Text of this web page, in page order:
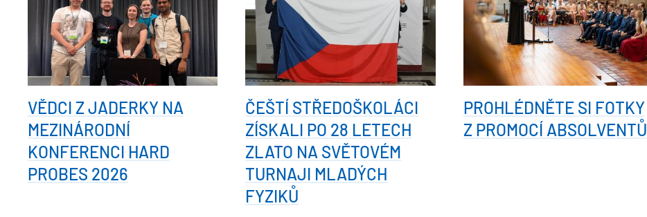
VĚDCI Z JADERKY NA
MEZINÁRODNÍ
KONFERENCI HARD
PROBES 2026
ČEŠTÍ STŘEDOŠKOLÁCI
ZÍSKALI PO 28 LETECH
ZLATO NA SVĚTOVÉM
TURNAJI MLADÝCH
FYZIKŮ
PROHLÉDNĚTE SI FOTKY
Z PROMOCÍ ABSOLVENTŮ